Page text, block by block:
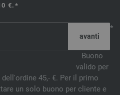
€.*
*
Buono
valido per
45,- €. Per il primo
un solo buono per cliente e